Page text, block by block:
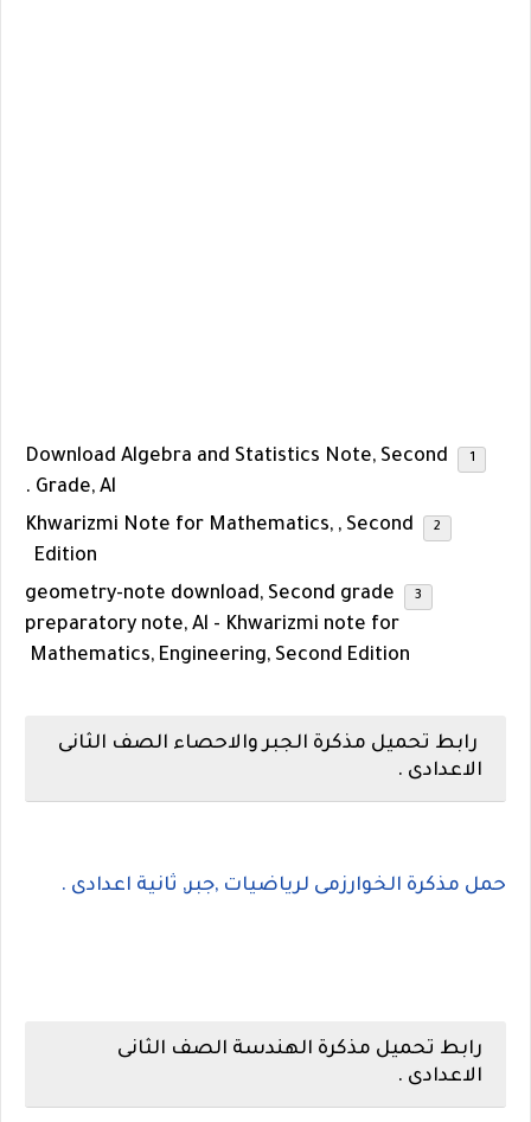
Download Algebra and Statistics Note, Second
Grade, Al .
Khwarizmi Note for Mathematics, , Second
Edition
geometry-note download, Second grade
preparatory note, Al - Khwarizmi note for
Mathematics, Engineering, Second Edition
رابط تحميل مذكرة الجبر والاحصاء الصف الثانى
الاعدادى .
حمل مذكرة الخوارزمى لرياضيات ,جبر, ثانية اعدادى .
رابط تحميل مذكرة الهندسة الصف الثانى
الاعدادى .